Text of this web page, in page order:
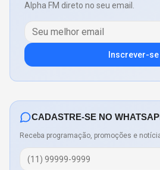
Alpha FM direto no seu email.
Inscrever-se
CADASTRE-SE NO
Receba programação, promoções e